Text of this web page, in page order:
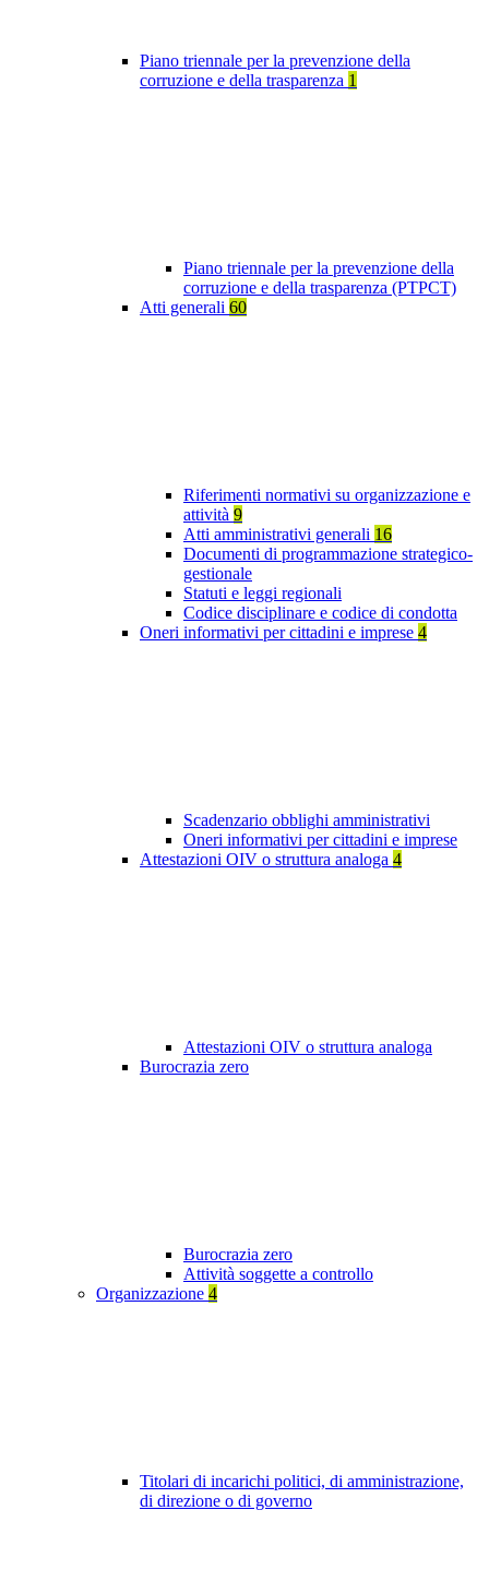
Piano triennale per la prevenzione della
corruzione e della trasparenza 1
Piano triennale per la prevenzione della
corruzione e della trasparenza (PTPCT)
Atti generali 60
Riferimenti normativi su organizzazione e
attività 9
Atti amministrativi generali 16
Documenti di programmazione strategico-
gestionale
Statuti e leggi regionali
Codice disciplinare e codice di condotta
Oneri informativi per cittadini e imprese 4
Scadenzario obblighi amministrativi
Oneri informativi per cittadini e imprese
Attestazioni OIV o struttura analoga 4
Attestazioni OIV o struttura analoga
Burocrazia zero
Burocrazia zero
Attività soggette a controllo
Organizzazione 4
Titolari di incarichi politici, di amministrazione,
di direzione o di governo